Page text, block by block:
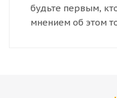
будьте первым,
мнением об этом